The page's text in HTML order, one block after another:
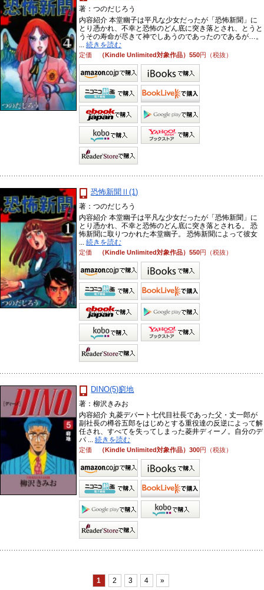
著：つのだじろう
内容紹介 本堂幽子は平凡な少女だったが「恐怖新聞」に
とり憑かれ、不幸と恐怖のどん底に突き落とされ、とうと
うその寿命が尽きて神でしあうのであったのであるが…。
...続きを読む
定価 （Kindle Unlimited対象作品）550円（税抜）
恐怖新聞Ⅱ(1)
著：つのだじろう
内容紹介 本堂幽子は平凡な少女だったが「恐怖新聞」に
とり憑かれ、不幸と恐怖のどん底に突き落とされる。 恐
怖新聞に取りつかれた本堂幽子。 恐怖新聞によって彼女
...続きを読む
定価 （Kindle Unlimited対象作品）550円（税抜）
DINO(5)窮地
著：柳沢きみお
内容紹介 丸菱デパート七代目社長であった父・丈一郎が
副社長の樽谷五郎をはじめとする重役達の反逆によって解
任され、すべてを失ってしまった菱井ディーノ。自分のデ
パ ...続きを読む
定価 （Kindle Unlimited対象作品）300円（税抜）
1 2 3 4 »